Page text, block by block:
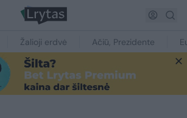
Žalioji erdvė Ačiū, Prezidente